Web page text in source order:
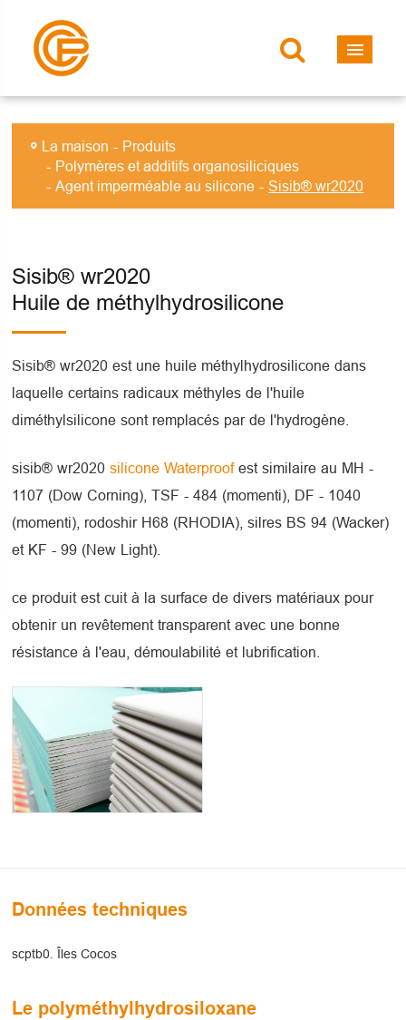
La maison
Produits
Polymères et additifs organosiliciques
Agent imperméable au silicone
Sisib® wr2020
Sisib® wr2020
Huile de méthylhydrosilicone
Sisib® wr2020 est une huile méthylhydrosilicone dans
laquelle certains radicaux méthyles de l'huile
diméthylsilicone sont remplacés par de l'hydrogène.
sisib® wr2020silicone Waterproofest similaire au MH -
1107 (Dow Corning), TSF - 484 (momenti), DF - 1040
(momenti), rodoshir H68 (RHODIA), silres BS 94 (Wacker)
et KF - 99 (New Light).
ce produit est cuit à la surface de divers matériaux pour
obtenir un revêtement transparent avec une bonne
résistance à l'eau, démoulabilité et lubrification.
Données techniques
scptb0. Îles Cocos
Le polyméthylhydrosiloxane